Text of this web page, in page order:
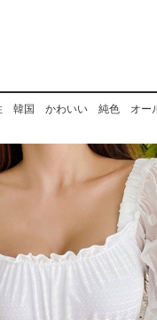
韓国 かわいい 純色 オー